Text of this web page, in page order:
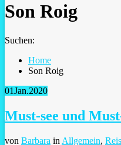
Son Roig
Suchen:
Home
Son Roig
01Jan.2020
Must-see und
von Barbara in Allgemein,